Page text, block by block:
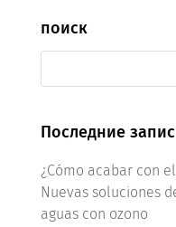
поиск
Последние
¿Cómo acabar con
Nuevas soluciones
aguas con ozono